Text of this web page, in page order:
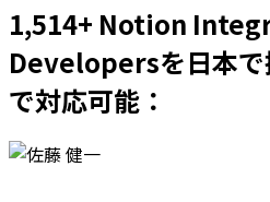
1,514+ Notion
Developersを日本で
で対応可能：